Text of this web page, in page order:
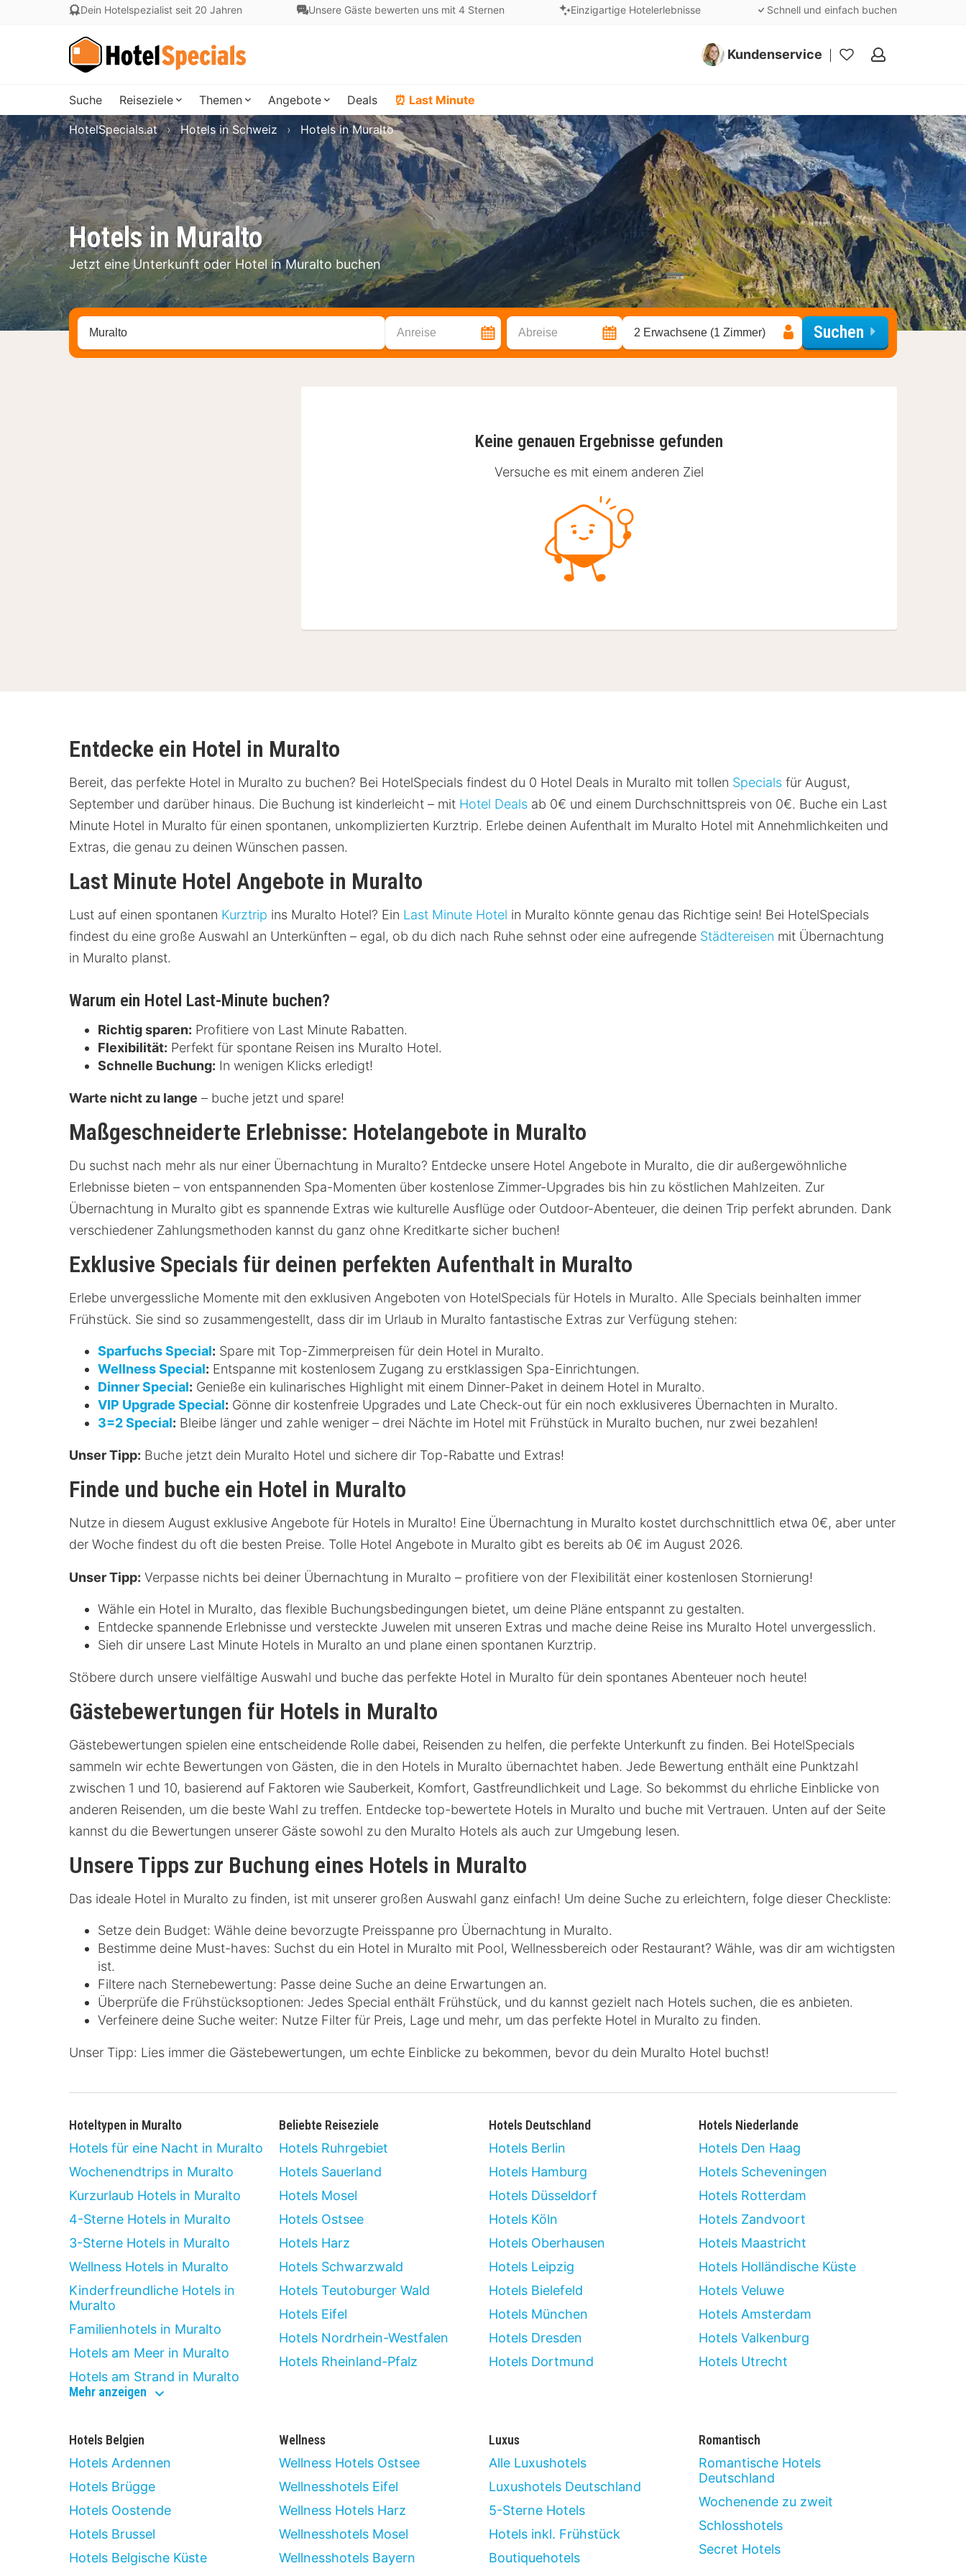
Dein Hotelspezialist seit 20 Jahren Unsere Gäste bewerten uns mit 4 Sternen Einzigartige Hotelerlebnisse Schnell und einfach buchen
Kundenservice
Meine
Suche Reiseziele Themen Angebote Deals ⏰ Last Minute
Hotels in Muralto
Jetzt eine Unterkunft oder Hotel in Muralto buchen
HotelSpecials.at Hotels in Schweiz Hotels in Muralto
Stadt, Region oder Hotel suchen Anreise Abreise 2 Erwachsene (1 Zimmer) Suchen
Keine genauen Ergebnisse gefunden
Versuche es mit einem anderen Ziel
Entdecke ein Hotel in Muralto
Bereit, das perfekte Hotel in Muralto zu buchen? Bei HotelSpecials findest du 0 Hotel Deals in Muralto mit tollen Specials für August,
September und darüber hinaus. Die Buchung ist kinderleicht – mit Hotel Deals ab 0€ und einem Durchschnittspreis von 0€. Buche ein Last
Minute Hotel in Muralto für einen spontanen, unkomplizierten Kurztrip. Erlebe deinen Aufenthalt im Muralto Hotel mit Annehmlichkeiten und
Extras, die genau zu deinen Wünschen passen.
Last Minute Hotel Angebote in Muralto
Lust auf einen spontanen Kurztrip ins Muralto Hotel? Ein Last Minute Hotel in Muralto könnte genau das Richtige sein! Bei HotelSpecials
findest du eine große Auswahl an Unterkünften – egal, ob du dich nach Ruhe sehnst oder eine aufregende Städtereisen mit Übernachtung
in Muralto planst.
Warum ein Hotel Last-Minute buchen?
Richtig sparen: Profitiere von Last Minute Rabatten.
Flexibilität: Perfekt für spontane Reisen ins Muralto Hotel.
Schnelle Buchung: In wenigen Klicks erledigt!
Warte nicht zu lange – buche jetzt und spare!
Maßgeschneiderte Erlebnisse: Hotelangebote in Muralto
Du suchst nach mehr als nur einer Übernachtung in Muralto? Entdecke unsere Hotel Angebote in Muralto, die dir außergewöhnliche
Erlebnisse bieten – von entspannenden Spa-Momenten über kostenlose Zimmer-Upgrades bis hin zu köstlichen Mahlzeiten. Zur
Übernachtung in Muralto gibt es spannende Extras wie kulturelle Ausflüge oder Outdoor-Abenteuer, die deinen Trip perfekt abrunden. Dank
verschiedener Zahlungsmethoden kannst du ganz ohne Kreditkarte sicher buchen!
Exklusive Specials für deinen perfekten Aufenthalt in Muralto
Erlebe unvergessliche Momente mit den exklusiven Angeboten von HotelSpecials für Hotels in Muralto. Alle Specials beinhalten immer
Frühstück. Sie sind so zusammengestellt, dass dir im Urlaub in Muralto fantastische Extras zur Verfügung stehen:
Sparfuchs Special: Spare mit Top-Zimmerpreisen für dein Hotel in Muralto.
Wellness Special: Entspanne mit kostenlosem Zugang zu erstklassigen Spa-Einrichtungen.
Dinner Special: Genieße ein kulinarisches Highlight mit einem Dinner-Paket in deinem Hotel in Muralto.
VIP Upgrade Special: Gönne dir kostenfreie Upgrades und Late Check-out für ein noch exklusiveres Übernachten in Muralto.
3=2 Special: Bleibe länger und zahle weniger – drei Nächte im Hotel mit Frühstück in Muralto buchen, nur zwei bezahlen!
Unser Tipp: Buche jetzt dein Muralto Hotel und sichere dir Top-Rabatte und Extras!
Finde und buche ein Hotel in Muralto
Nutze in diesem August exklusive Angebote für Hotels in Muralto! Eine Übernachtung in Muralto kostet durchschnittlich etwa 0€, aber unter
der Woche findest du oft die besten Preise. Tolle Hotel Angebote in Muralto gibt es bereits ab 0€ im August 2026.
Unser Tipp: Verpasse nichts bei deiner Übernachtung in Muralto – profitiere von der Flexibilität einer kostenlosen Stornierung!
Wähle ein Hotel in Muralto, das flexible Buchungsbedingungen bietet, um deine Pläne entspannt zu gestalten.
Entdecke spannende Erlebnisse und versteckte Juwelen mit unseren Extras und mache deine Reise ins Muralto Hotel unvergesslich.
Sieh dir unsere Last Minute Hotels in Muralto an und plane einen spontanen Kurztrip.
Stöbere durch unsere vielfältige Auswahl und buche das perfekte Hotel in Muralto für dein spontanes Abenteuer noch heute!
Gästebewertungen für Hotels in Muralto
Gästebewertungen spielen eine entscheidende Rolle dabei, Reisenden zu helfen, die perfekte Unterkunft zu finden. Bei HotelSpecials
sammeln wir echte Bewertungen von Gästen, die in den Hotels in Muralto übernachtet haben. Jede Bewertung enthält eine Punktzahl
zwischen 1 und 10, basierend auf Faktoren wie Sauberkeit, Komfort, Gastfreundlichkeit und Lage. So bekommst du ehrliche Einblicke von
anderen Reisenden, um die beste Wahl zu treffen. Entdecke top-bewertete Hotels in Muralto und buche mit Vertrauen. Unten auf der Seite
kannst du die Bewertungen unserer Gäste sowohl zu den Muralto Hotels als auch zur Umgebung lesen.
Unsere Tipps zur Buchung eines Hotels in Muralto
Das ideale Hotel in Muralto zu finden, ist mit unserer großen Auswahl ganz einfach! Um deine Suche zu erleichtern, folge dieser Checkliste:
Setze dein Budget: Wähle deine bevorzugte Preisspanne pro Übernachtung in Muralto.
Bestimme deine Must-haves: Suchst du ein Hotel in Muralto mit Pool, Wellnessbereich oder Restaurant? Wähle, was dir am wichtigsten
ist.
Filtere nach Sternebewertung: Passe deine Suche an deine Erwartungen an.
Überprüfe die Frühstücksoptionen: Jedes Special enthält Frühstück, und du kannst gezielt nach Hotels suchen, die es anbieten.
Verfeinere deine Suche weiter: Nutze Filter für Preis, Lage und mehr, um das perfekte Hotel in Muralto zu finden.
Unser Tipp: Lies immer die Gästebewertungen, um echte Einblicke zu bekommen, bevor du dein Muralto Hotel buchst!
Hoteltypen in Muralto
Hotels für eine Nacht in Muralto
Wochenendtrips in Muralto
Kurzurlaub Hotels in Muralto
4-Sterne Hotels in Muralto
3-Sterne Hotels in Muralto
Wellness Hotels in Muralto
Kinderfreundliche Hotels in
Muralto
Familienhotels in Muralto
Hotels am Meer in Muralto
Hotels am Strand in Muralto
Mehr anzeigen hoteltypen
Beliebte Reiseziele
Hotels Ruhrgebiet
Hotels Sauerland
Hotels Mosel
Hotels Ostsee
Hotels Harz
Hotels Schwarzwald
Hotels Teutoburger Wald
Hotels Eifel
Hotels Nordrhein-Westfalen
Hotels Rheinland-Pfalz
Hotels Deutschland
Hotels Berlin
Hotels Hamburg
Hotels Düsseldorf
Hotels Köln
Hotels Oberhausen
Hotels Leipzig
Hotels Bielefeld
Hotels München
Hotels Dresden
Hotels Dortmund
Hotels Niederlande
Hotels Den Haag
Hotels Scheveningen
Hotels Rotterdam
Hotels Zandvoort
Hotels Maastricht
Hotels Holländische Küste
Hotels Veluwe
Hotels Amsterdam
Hotels Valkenburg
Hotels Utrecht
Hotels Belgien
Hotels Ardennen
Hotels Brügge
Hotels Oostende
Hotels Brussel
Hotels Belgische Küste
Wellness
Wellness Hotels Ostsee
Wellnesshotels Eifel
Wellness Hotels Harz
Wellnesshotels Mosel
Wellnesshotels Bayern
Luxus
Alle Luxushotels
Luxushotels Deutschland
5-Sterne Hotels
Hotels inkl. Frühstück
Boutiquehotels
Romantisch
Romantische Hotels
Deutschland
Wochenende zu zweit
Schlosshotels
Secret Hotels